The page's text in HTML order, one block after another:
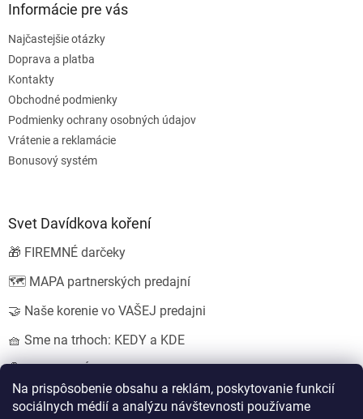
Na prispôsobenie obsahu a reklám, poskytovanie funkcií
sociálnych médií a analýzu návštevnosti používame
Informácie pre vás
Najčastejšie otázky
Doprava a platba
Kontakty
Obchodné podmienky
Podmienky ochrany osobných údajov
Vrátenie a reklamácie
Bonusový systém
Svet Davídkova koření
🎁 FIREMNÉ darčeky
🗺️ MAPA partnerských predajní
🤝 Naše korenie vo VAŠEJ predajni
🧺 Sme na trhoch: KEDY a KDE
💍 SVADOBNÉ darčeky